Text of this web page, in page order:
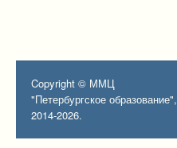
Copyright © ММЦ
"Петербургское образование",
2014-2026.